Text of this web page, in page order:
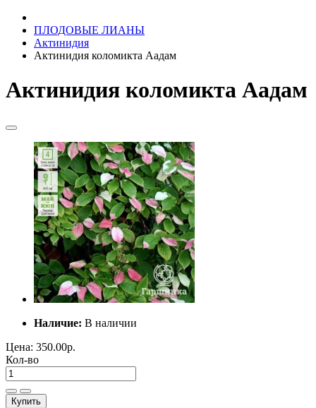
ПЛОДОВЫЕ ЛИАНЫ
Актинидия
Актинидия коломикта Аадам
Актинидия коломикта Аадам
Наличие: В наличии
Цена: 350.00р.
Кол-во
Купить